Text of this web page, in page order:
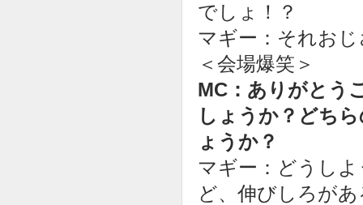
でしょ！？
マギー：それお
＜会場爆笑＞
MC：ありがとう
しょうか？どち
ょうか？
マギー：どうし
ど、伸びしろが